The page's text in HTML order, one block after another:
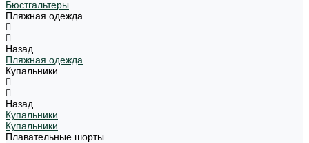
Бюстгальтеры
Пляжная одежда
Назад
Пляжная одежда
Купальники
Назад
Купальники
Купальники
Плавательные шорты